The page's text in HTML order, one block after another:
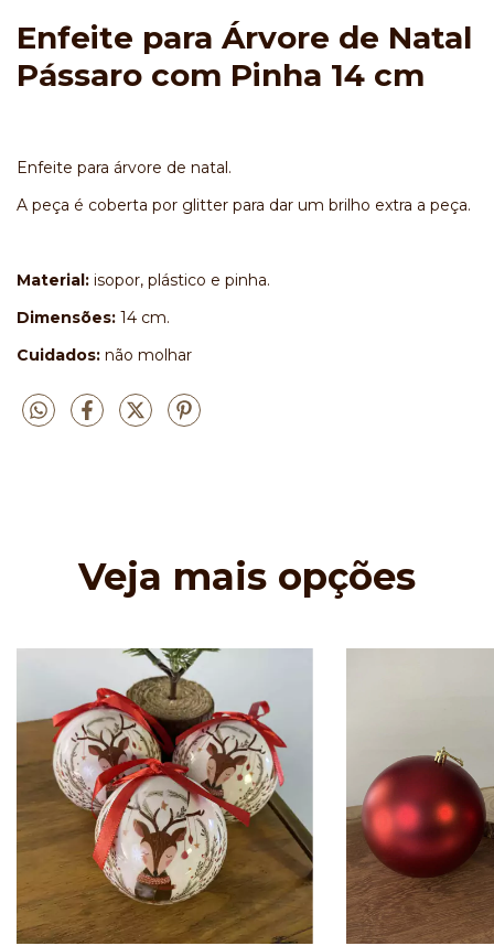
Enfeite para Árvore de Natal
Pássaro com Pinha 14 cm
Enfeite para árvore de natal.
A peça é coberta por glitter para dar um brilho extra a peça.
Material: isopor, plástico e pinha.
Dimensões: 14 cm.
Cuidados: não molhar
Veja mais opções